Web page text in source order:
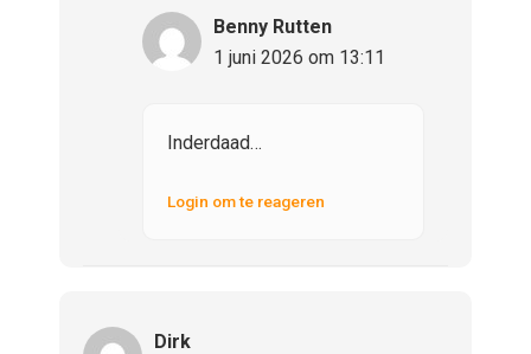
Benny Rutten
1 juni 2026 om 13:11
Inderdaad…
Login om te reageren
Dirk